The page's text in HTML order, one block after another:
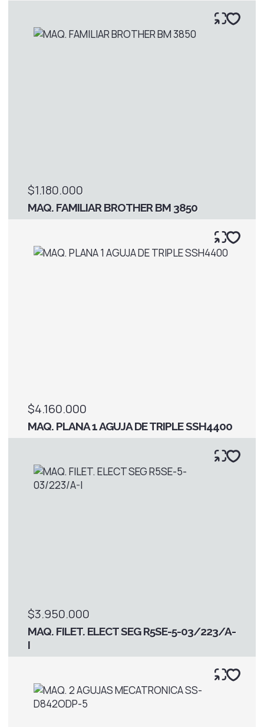
$1.180.000
MAQ. FAMILIAR BROTHER BM 3850
$4.160.000
MAQ. PLANA 1 AGUJA DE TRIPLE SSH4400
$3.950.000
MAQ. FILET. ELECT SEG R5SE-5-03/223/A-
I